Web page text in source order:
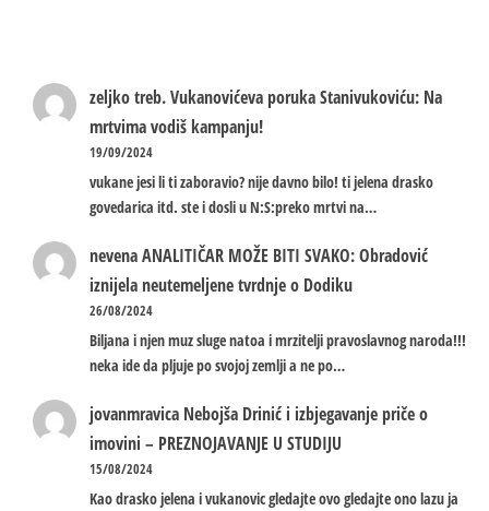
zeljko treb.Vukanovićeva poruka Stanivukoviću: Na
mrtvima vodiš kampanju!
19/09/2024
vukane jesi li ti zaboravio? nije davno bilo! ti jelena drasko
govedarica itd. ste i dosli u N:S:preko mrtvi na…
nevenaANALITIČAR MOŽE BITI SVAKO: Obradović
iznijela neutemeljene tvrdnje o Dodiku
26/08/2024
Biljana i njen muz sluge natoa i mrzitelji pravoslavnog naroda!!!
neka ide da pljuje po svojoj zemlji a ne po…
jovanmravica Nebojša Drinić i izbjegavanje priče o
imovini – PREZNOJAVANJE U STUDIJU
15/08/2024
Kao drasko jelena i vukanovic gledajte ovo gledajte ono lazu ja